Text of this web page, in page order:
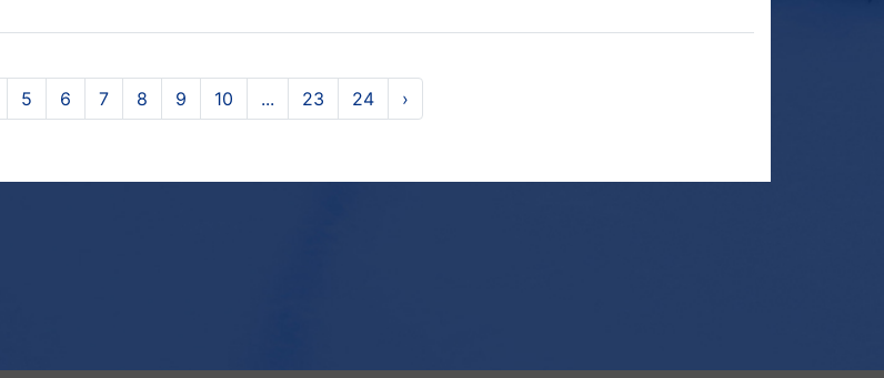
5 6 7 8 9 10 ... 23 24 ›